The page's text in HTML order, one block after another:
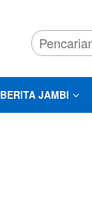
BERITA JAMBI